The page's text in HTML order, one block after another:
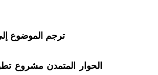
ترجم الموضوع
الحوار المتمدن مشروع